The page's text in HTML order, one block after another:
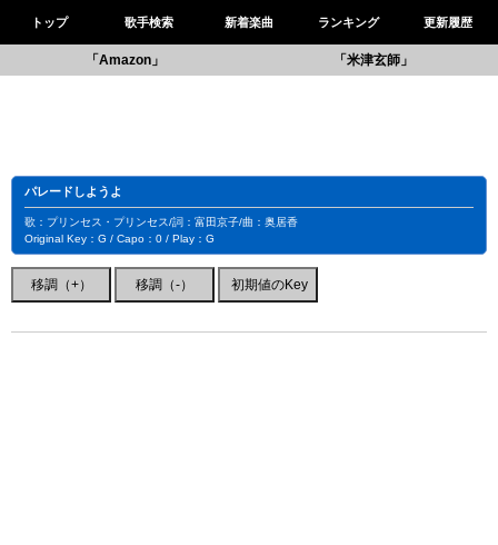
トップ 歌手検索 新着楽曲 ランキング 更新履歴
「Amazon」 「米津玄師」
パレードしようよ
歌：プリンセス・プリンセス/詞：富田京子/曲：奥居香
Original Key：G / Capo：0 / Play：G